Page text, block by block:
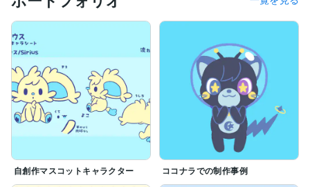
自創作マスコットキャラクター ココナラでの制作事例